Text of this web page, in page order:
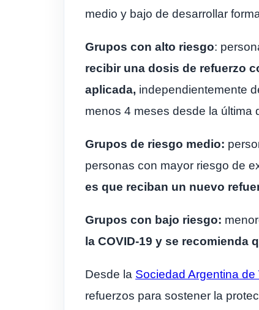
medio y bajo de desarrollar
Grupos con alto riesgo:
recibir una dosis de refuerzo
aplicada, independientemente
menos 4 meses desde la última
Grupos de riesgo medio:
personas con mayor riesgo de
es que reciban un nuevo
Grupos con bajo riesgo:
la COVID-19 y se recomienda
Desde la Sociedad Argentina
refuerzos para sostener la